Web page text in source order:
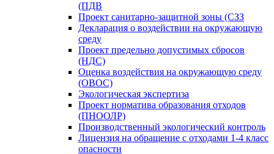
(ПДВ
Проект санитарно-защитной зоны (СЗЗ
Декларация о воздействии на окружающую
среду
Проект предельно допустимых сбросов
(НДС)
Оценка воздействия на окружающую среду
(ОВОС)
Экологическая экспертиза
Проект норматива образования отходов
(ПНООЛР)
Производственный экологический контроль
Лицензия на обращение с отходами 1-4 класс
опасности